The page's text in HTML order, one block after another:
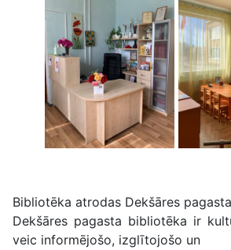
Bibliotēka atrodas Dekšāres
Dekšāres pagasta bibliotēka ir
veic informējošo, izglītojošo un